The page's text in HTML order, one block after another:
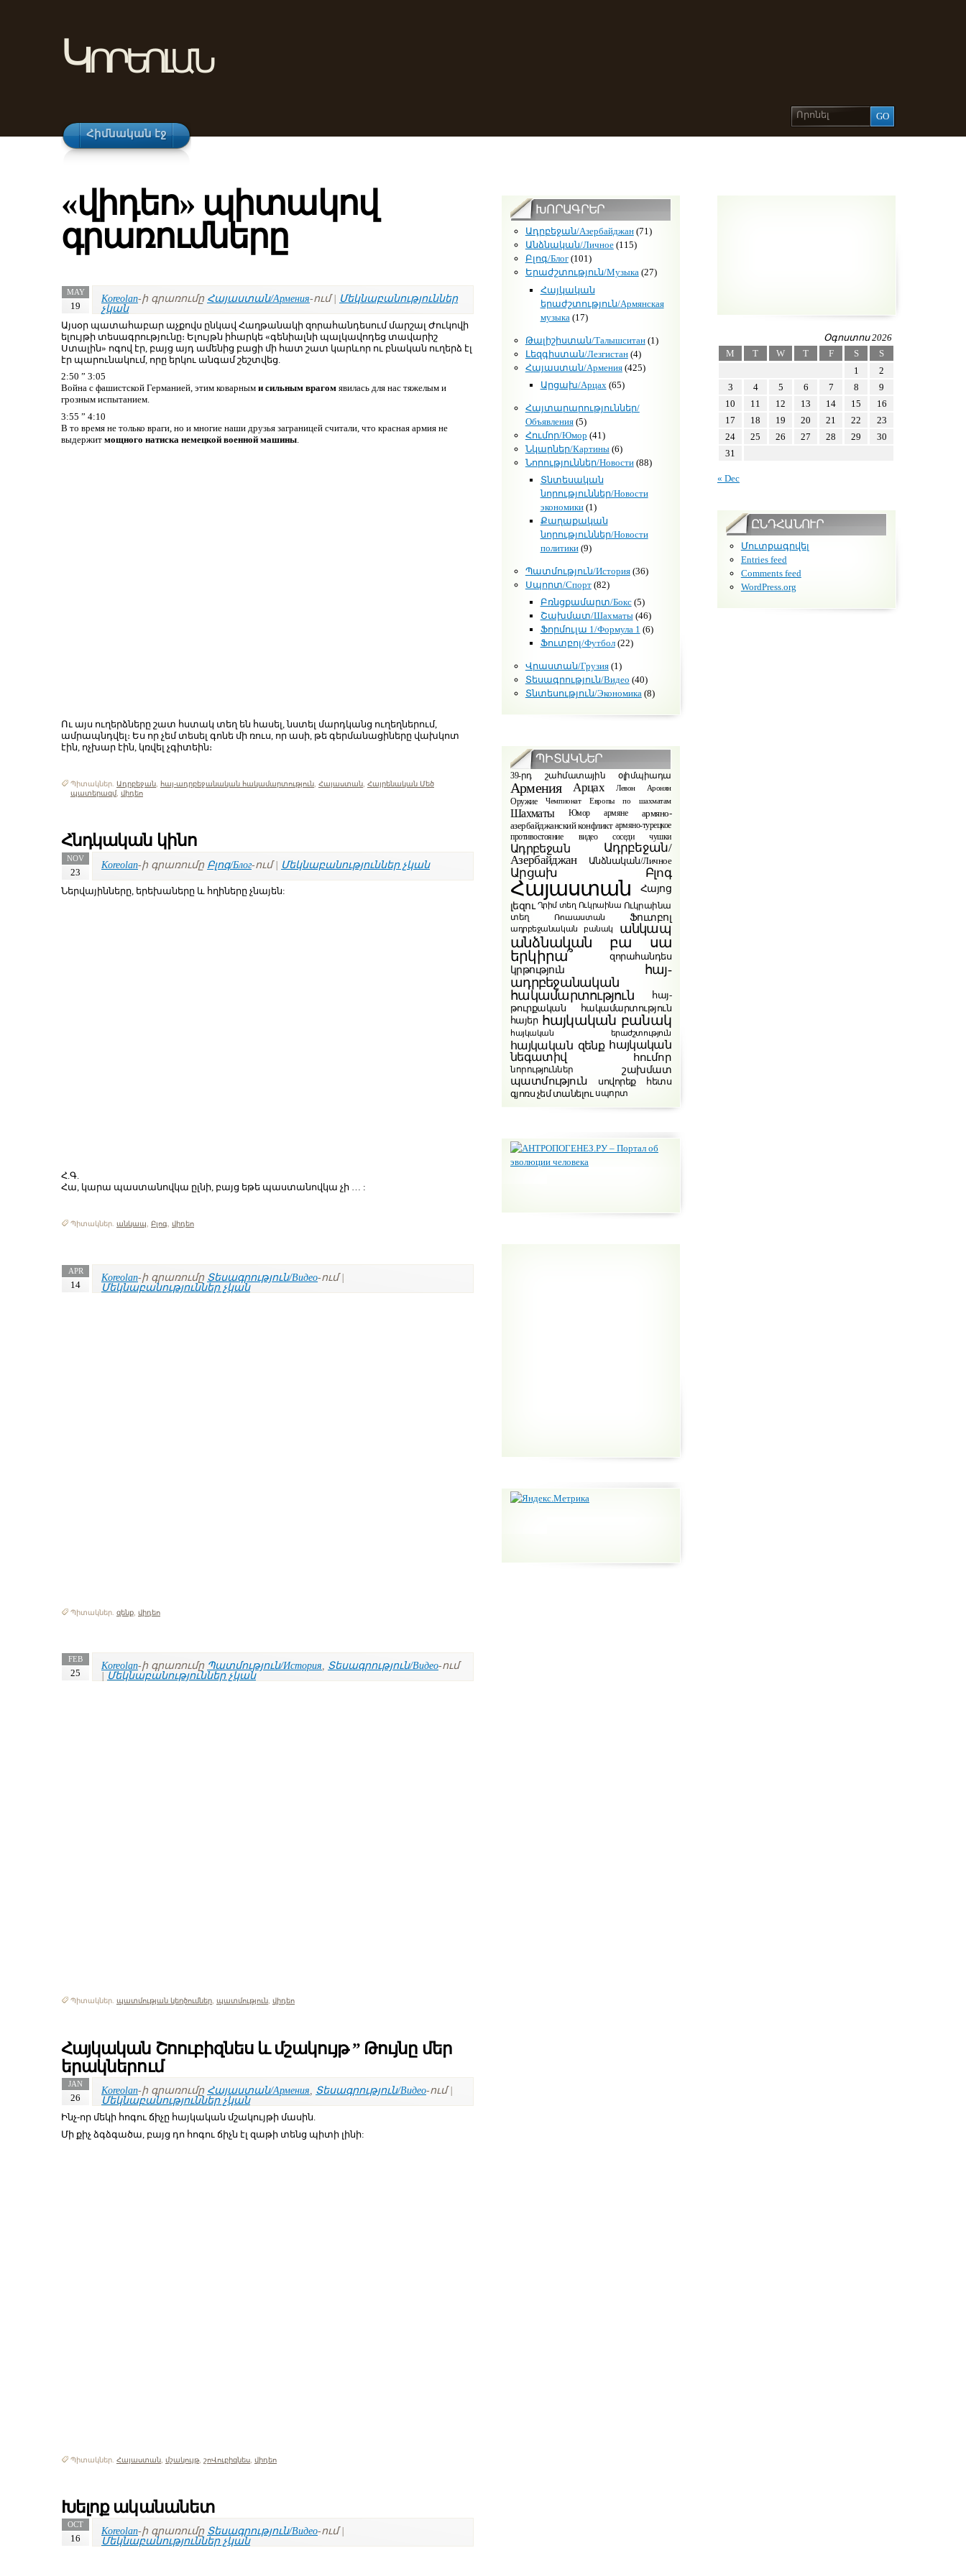
Կորեոլան
Հիմնական էջ
«վիդեո» պիտակով
գրառումները
MAY
19
Koreolan-ի գրառումը Հայաստան/Армения-ում | Մեկնաբանություններ
չկան
Այսօր պատահաբար աչքովս ընկավ Հաղթանակի զորահանդեսում մարշալ Ժուկովի
ելույթի տեսագրությունը։ Ելույթն իհարկե «գենիալնի պալկավոդեց տավարիշ
Ստալին» ոգով էր, բայց այդ ամենից բացի մի հատ շատ կարևոր ու բնական ուղերձ էլ
էր պարունակում, որը երկու անգամ շեշտվեց.
2:50 ” 3:05
Война с фашистской Германией, этим коварным и сильным врагом явилась для нас тяжелым и
грозным испытанием.
3:55 ” 4:10
В то время не только враги, но и многие наши друзья заграницей считали, что красная армия не
выдержит мощного натиска немецкой военной машины.
Ու այս ուղերձները շատ հստակ տեղ են հասել, նստել մարդկանց ուղեղներում,
ամրապնդվել։ Ես որ չեմ տեսել գոնե մի ռուս, որ ասի, թե գերմանացիները վախկոտ
էին, ոչխար էին, կռվել չգիտեին։
Պիտակներ. Ադրբեջան հայ-ադրբեջանական հակամարտություն Հայաստան Հայրենական Մեծ
պատերազմ, վիդեո
Հնդկական կինո
NOV
23
Koreolan-ի գրառումը Բլոգ/Блог-ում | Մեկնաբանություններ չկան
Ներվայինները, երեխաները և հղիները չնայեն:
Հ.Գ.
Հա, կարա պաստանովկա ըլնի, բայց եթե պաստանովկա չի … :
Պիտակներ. անկապ, Բլոգ, վիդեո
APR
14
Koreolan-ի գրառումը Տեսագրություն/Видео-ում |
Մեկնաբանություններ չկան
Պիտակներ. զենք վիդեո
FEB
25
Koreolan-ի գրառումը Պատմություն/История, Տեսագրություն/Видео-ում
| Մեկնաբանություններ չկան
Պիտակներ. պատմության կեղծումներ, պատմություն, վիդեո
Հայկական Շոուբիզնես և մշակույթ ” Թույնը մեր
երակներում
JAN
26
Koreolan-ի գրառումը Հայաստան/Армения Տեսագրություն/Видео-ում |
Մեկնաբանություններ չկան
Ինչ-որ մեկի հոգու ճիչը հայկական մշակույթի մասին.
Մի քիչ ձգձգածա, բայց դո հոգու ճիչն էլ զաթի տենց պիտի լինի:
Պիտակներ. Հայաստան մշակույթ, շոՎուբիզնես վիդեո
Խելոք ականանետ
OCT
16
Koreolan-ի գրառումը Տեսագրություն/Видео-ում |
Մեկնաբանություններ չկան
ԽՈՐԱԳՐԵՐ
Ադրբեջան/Азербайджан(71)
Անձնական/Личное(115)
Բլոգ/Блог(101)
Երաժշտություն/Музыка(27)
Հայկական
երաժշտություն/Армянская
музыка (17)
Թալիշիստան/Талышситан(1)
Լեզգիստան/Лезгистан(4)
Հայաստան/Армения(425)
Արցախ/Арцах (65)
Հայտարարություններ/
Объявления(5)
Հումոր/Юмор (41)
Նկարներ/Картины(6)
Նորություններ/Новости(88)
Տնտեսական
նորություններ/Новости
экономики(1)
Քաղաքական
նորություններ/Новости
политики(9)
Պատմություն/История(36)
Սպորտ/Спорт(82)
Բռնցքամարտ/Бокс(5)
Շախմատ/Шахматы(46)
Ֆորմուլա 1/Формула 1 (6)
Ֆուտբոլ/Футбол(22)
Վրաստան/Грузия(1)
Տեսագրություն/Видео (40)
Տնտեսություն/Экономика(8)
ՊԻՏԱԿՆԵՐ
39-րդ շահմատային օլիմպիադա
Армения Арцах Левон Аронян
Оружие Чемпионат Европы по шахматам
Шахматы Юмор армяне
армяно-
азербайджанский конфликт армяно-турецкое
противостояние
видео соседи чушки
Ադրբեջան
Ադրբեջան/
Азербайджан
Անձնական/Личное
Արցախ Բլոգ
Հայաստան
Հայոց
լեզու Ղրիմ տեղ Ուկրաինա Ուկրաինա
տեղ
Ռուսաստան Ֆուտբոլ
ադրբեջանական բանակ անկապ
անձնական
բա սա
երկիրա՞
զորահանդես
կրթություն
հայ-
ադրբեջանական
հակամարտություն
հայ-
թուրքական հակամարտություն
հայեր հայկական բանակ
հայկական երաժշտություն
հայկական զենք հայկական
նեգատիվ
հումոր
նորություններ շախմատ
պատմություն
սովորեք հետս
գյոռս չեմ տանելու սպորտ
Օգոստոս 2026
M
T W T F S
S
1
2
3
4 5 6 7 8
9
10
11 12 13 14 15
16
17
18 19 20 21 22
23
24
25 26 27 28 29
30
31
« Dec
ԸՆԴՀԱՆՈՒՐ
Մուտքագրվել
Entries feed
Comments feed
WordPress.org